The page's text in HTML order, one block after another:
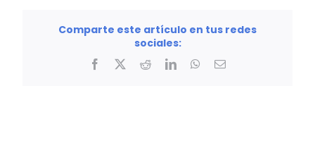
Comparte este artículo en tus redes
sociales:
Facebook RedditLinkedInWhatsApp
Correo